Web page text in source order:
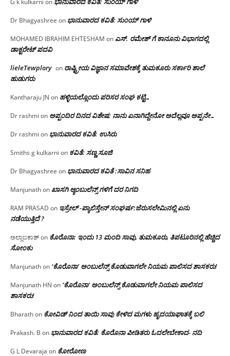
Dr Bhagyashree on ಭಾನುವಾರದ ಕವಿತೆ: ಸುಂಯ್ ಗಾಳಿ
MOHAMED IBRAHIM EHTESHAM on ಎಸ್. ರಮೇಶ್ ಗೆ ಕಾನೂನು ವಿಭಾಗದಲ್ಲಿ
ಡಾಕ್ಟರೇಟ್ ಪದವಿ
lieleTewplory on ರಾಷ್ಟ್ರೀಯ ವಿಜ್ಞಾನ ಸಮಾವೇಶಕ್ಕೆ‌ ತುಮಕೂರು ಸರ್ಕಾರಿ ಶಾಲೆ
ಹುಡುಗರು
Kantharaju JN on ಹಳ್ಳಿಯಲ್ಲೊಂದು ಪರಿಸರ ಸಂಘ ಕಟ್ಟಿ…
Dr rashmi on ಅಪ್ಪಂದಿರ ದಿನದ ವಿಶೇಷ: ನಾನು ಏನಾಗಿದ್ದೇನೋ‌ ಅದೆಲ್ಲವೂ ಅಪ್ಪನೇ…
Dr rashmi on ಭಾನುವಾರದ ಕವಿತೆ: ಉಸಿರು
Smiths g kulkarni on ಕವಿತೆ: ಸಣ್ಣ ಸೂಜಿ
Dr Bhagyashree on ಭಾನುವಾರದ ಕವಿತೆ :ಸಾವಿನ ಸನಿಹ
Manjunathonಖಾಸಗಿ ಆ್ಯಂಬುಲೆನ್ಸ್ ಗಳಿಗೆ ದರ ನಿಗದಿ
RAM PRASAD on ಇಸ್ರೇಲ್ -ಪ್ಯಾಲಿಸ್ತೇನ್ ಸಂಘರ್ಷ:ಜೆರುಸಲೇಮಿನಲ್ಲಿ ಏನು
ನಡೆಯುತ್ತಿದೆ ?
ಅಲ್ಲಾಬಕಾಶ್on ಕೊರೊನಾ: ಇಂದು 13 ಮಂದಿ ಸಾವು, ತುಮಕೂರು, ತಿಪಟೂರಿನಲ್ಲಿ ಹೆಚ್ಚಿದ
ಸೋಂಕು
Manjunathon ‘ಕೊರೊನಾ’ ಅಂಬುಲೆನ್ಸ್ ಕೊಡುವಾಗಲೇ ನಿಯಮ ಪಾಲಿಸದ ಶಾಸಕರು!
Manjunath HN on ‘ಕೊರೊನಾ’ ಅಂಬುಲೆನ್ಸ್ ಕೊಡುವಾಗಲೇ ನಿಯಮ ಪಾಲಿಸದ
ಶಾಸಕರು!
Bharathon ಕೋವಿಡ್ ನಿಂದ ತಾಯಿ ಸಾವು ಕೇಳಿದ ಮಗಳು ಹೃದಯಾಘಾತಕ್ಕೆ ಬಲಿ
Prakash. B on ಭಾನುವಾರದ ಕವಿತೆ: ಕೊರೊನಾ ಪೀಡಿತರು ಓದಲೇಬೇಕಾದ- ನದಿ
G L Devaraja on ಕೋರೋಣ